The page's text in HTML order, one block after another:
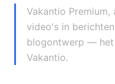
Vakantio Premium,
video's in
blogontwerp — het
Vakantio.